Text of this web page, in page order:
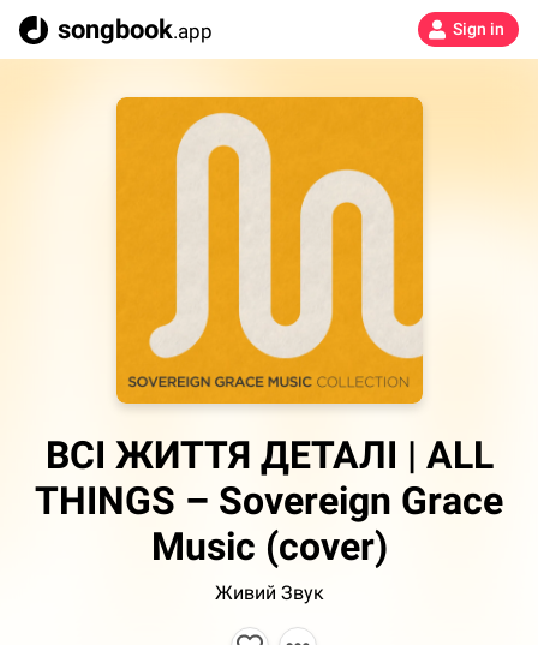
songbook.app Sign in
ВСІ ЖИТТЯ ДЕТАЛІ | ALL
THINGS – Sovereign Grace
Music (cover)
Живий Звук